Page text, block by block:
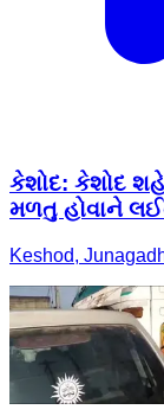
કેશોદ: કેશોદ
મળતુ હોવાને
Keshod,